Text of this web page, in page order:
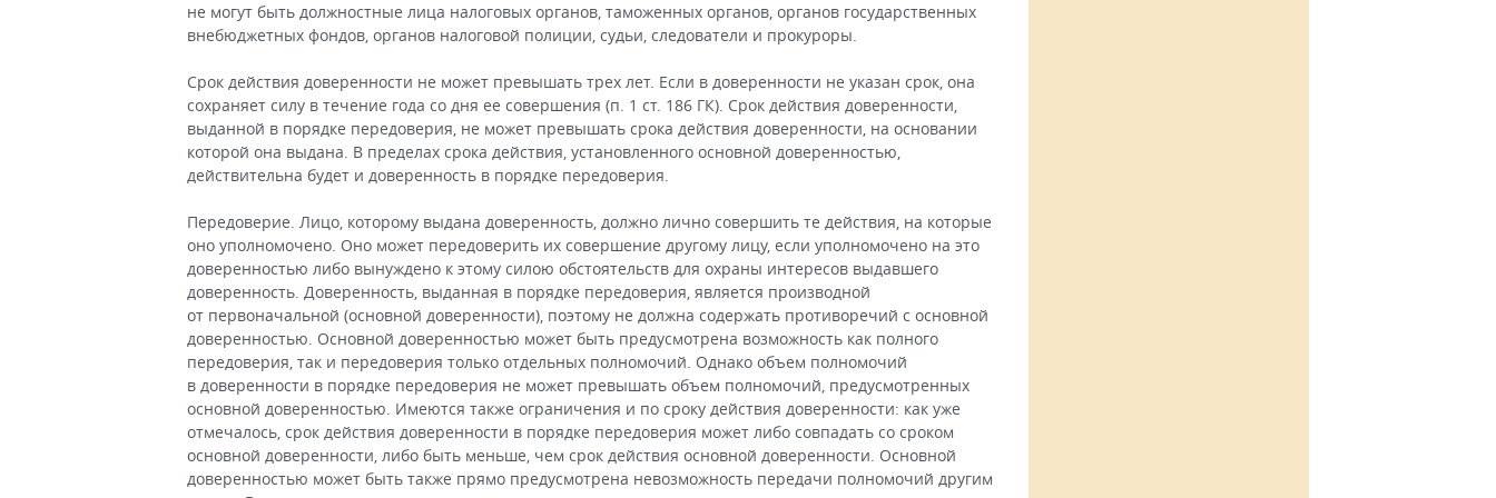
не могут быть должностные лица налоговых органов, таможенных органов, органов государственных
внебюджетных фондов, органов налоговой полиции, судьи, следователи и прокуроры.
Срок действия доверенности не может превышать трех лет. Если в доверенности не указан срок, она
сохраняет силу в течение года со дня ее совершения (п. 1 ст. 186 ГК). Срок действия доверенности,
выданной в порядке передоверия, не может превышать срока действия доверенности, на основании
которой она выдана. В пределах срока действия, установленного основной доверенностью,
действительна будет и доверенность в порядке передоверия.
Передоверие. Лицо, которому выдана доверенность, должно лично совершить те действия, на которые
оно уполномочено. Оно может передоверить их совершение другому лицу, если уполномочено на это
доверенностью либо вынуждено к этому силою обстоятельств для охраны интересов выдавшего
доверенность. Доверенность, выданная в порядке передоверия, является производной
от первоначальной (основной доверенности), поэтому не должна содержать противоречий с основной
доверенностью. Основной доверенностью может быть предусмотрена возможность как полного
передоверия, так и передоверия только отдельных полномочий. Однако объем полномочий
в доверенности в порядке передоверия не может превышать объем полномочий, предусмотренных
основной доверенностью. Имеются также ограничения и по сроку действия доверенности: как уже
отмечалось, срок действия доверенности в порядке передоверия может либо совпадать со сроком
основной доверенности, либо быть меньше, чем срок действия основной доверенности. Основной
доверенностью может быть также прямо предусмотрена невозможность передачи полномочий другим